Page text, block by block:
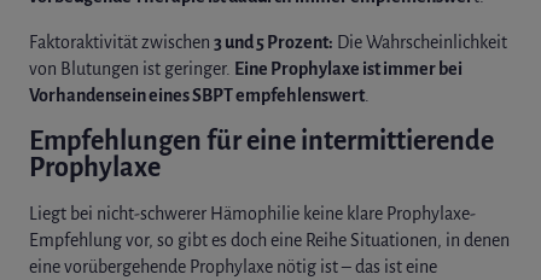
Faktoraktivität zwischen 3 und 5 Prozent: Die Wahrscheinlichkeit
von Blutungen ist geringer. Eine Prophylaxe ist immer bei
Vorhandensein einesSBPTempfehlenswert.
Empfehlungen für eine intermittierende
Prophylaxe
Liegt bei nicht-schwerer Hämophilie keine klare Prophylaxe-
Empfehlung vor, so gibt es doch eine Reihe Situationen, in denen
eine vorübergehende Prophylaxe nötig ist – das ist eine